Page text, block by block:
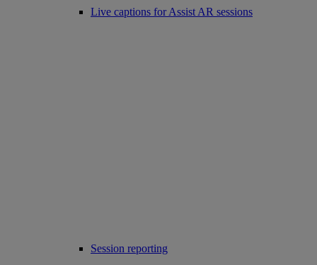
Live captions for Assist AR sessions
Session reporting